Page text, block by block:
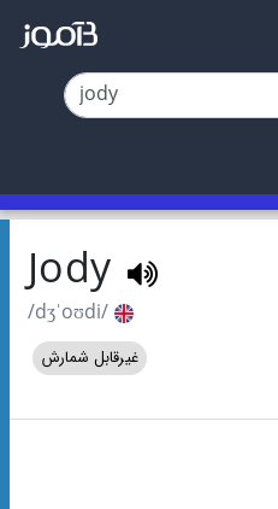
Jody
/dʒˈoʊdi/
غیرقابل شمارش